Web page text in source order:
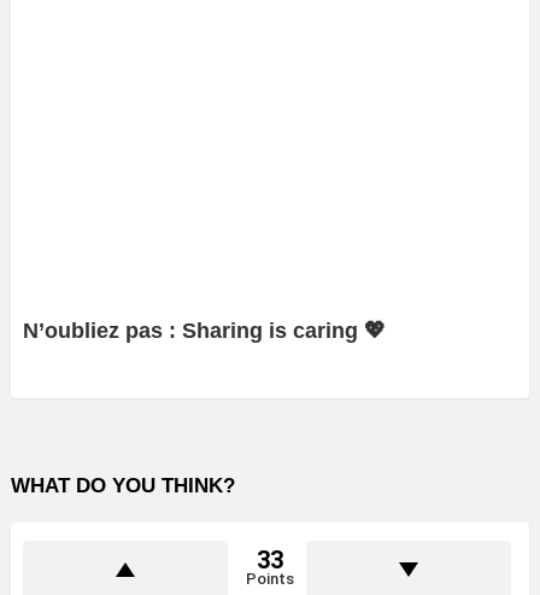
N’oubliez pas : Sharing is caring 💖
WHAT DO YOU THINK?
33
Points